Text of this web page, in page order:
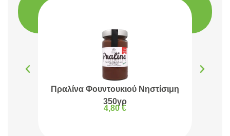
Πραλίνα Φουντουκιού Νηστίσιμη
350γρ
4,80 €